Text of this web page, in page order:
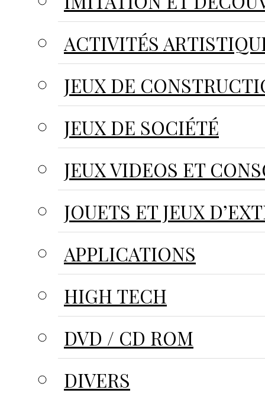
ACTIVITÉS
JEUX DE
JEUX DE SOCIÉTÉ
JEUX VIDEOS ET
JOUETS ET JEUX
APPLICATIONS
HIGH TECH
DVD / CD ROM
DIVERS